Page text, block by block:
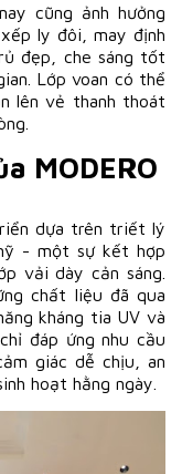
cũng ảnh hưởng
ly đôi, may định
đẹp, che sáng tốt
Lớp voan có thể
lên vẻ thanh thoát
MODERO
dựa trên triết lý
- một sự kết hợp
vải dày cản sáng.
chất liệu đã qua
kháng tia UV và
đáp ứng nhu cầu
giác dễ chịu, an
hoạt hằng ngày.